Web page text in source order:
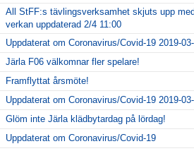
All StFF:s tävlingsverksamhet skjuts upp
verkan uppdaterad 2/4 11:00
Uppdaterat om Coronavirus/Covid-19 2019-
Järla F06 välkomnar fler spelare!
Framflyttat årsmöte!
Uppdaterat om Coronavirus/Covid-19 2019-
Glöm inte Järla klädbytardag på lördag!
Uppdaterat om Coronavirus/Covid-19